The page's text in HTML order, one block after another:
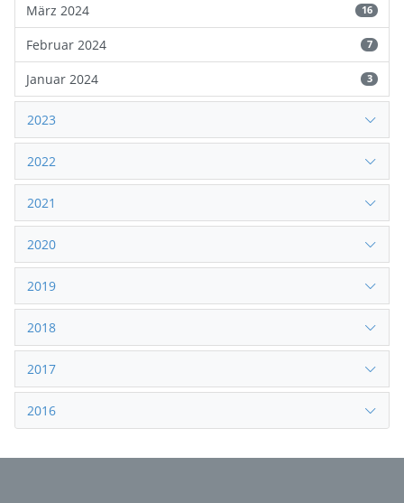
März 2024 16
Februar 2024 7
Januar 2024 3
2023
2022
2021
2020
2019
2018
2017
2016